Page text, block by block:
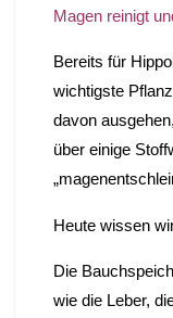
Magen reinigt
Bereits für
wichtigste
davon
über einige
Heute wissen
Die
wie die Leber,